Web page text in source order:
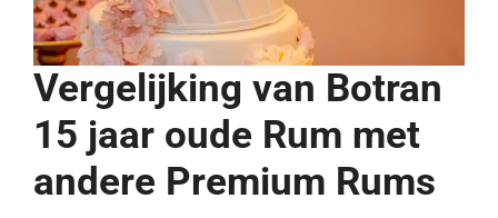
Vergelijking van Botran
15 jaar oude Rum met
andere Premium Rums